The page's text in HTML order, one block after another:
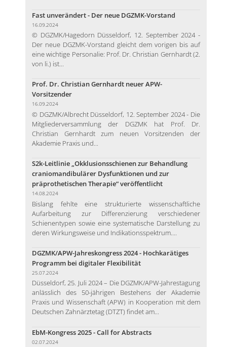
Fast unverändert - Der neue DGZMK-Vorstand
16.09.2024
© DGZMK/Hagedorn Düsseldorf, 12. September 2024 -
Der neue DGZMK-Vorstand gleicht dem vorigen bis auf
eine wichtige Personalie: Prof. Dr. Christian Gernhardt (2.
von li.) ist...
Prof. Dr. Christian Gernhardt neuer APW-
Vorsitzender
16.09.2024
© DGZMK/Albrecht Düsseldorf, 12. September 2024 - Die
Mitgliederversammlung der DGZMK hat Prof. Dr.
Christian Gernhardt zum neuen Vorsitzenden der
Akademie Praxis und...
S2k-Leitlinie „Okklusionsschienen zur Behandlung
craniomandibulärer Dysfunktionen und zur
präprothetischen Therapie“ veröffentlicht
14.08.2024
Bislang fehlte eine strukturierte wissenschaftliche
Aufarbeitung zur Differenzierung verschiedener
Schienentypen sowie eine systematische Darstellung zu
deren Wirkungsweise und Indikationsspektrum....
DGZMK/APW-Jahreskongress 2024 - Hochkarätiges
Programm bei digitaler Flexibilität
25.07.2024
Düsseldorf, 25. Juli 2024 – Die DGZMK/APW-Jahrestagung
anlässlich des 50-jährigen Bestehens der Akademie
Praxis und Wissenschaft (APW) in Kooperation mit dem
Deutschen Zahnärztetag (DTZT) findet am...
EbM-Kongress 2025 - Call for Abstracts
02.07.2024